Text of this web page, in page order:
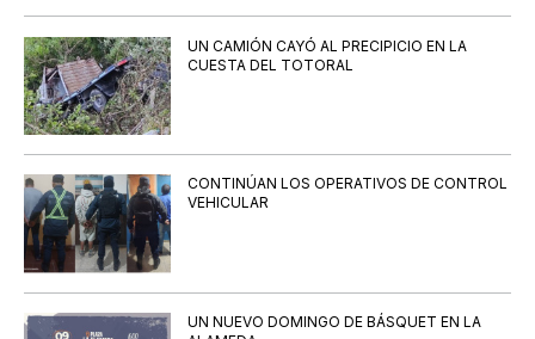
UN CAMIÓN CAYÓ AL PRECIPICIO EN LA
CUESTA DEL TOTORAL
CONTINÚAN LOS OPERATIVOS DE CONTROL
VEHICULAR
UN NUEVO DOMINGO DE BÁSQUET EN LA